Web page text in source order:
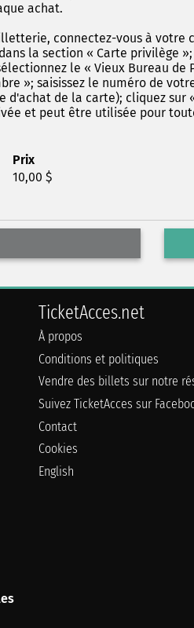
achat.
connectez-vous à votre
la section « Carte privilège »;
le « Vieux Bureau de
»; saisissez le numéro de
d'achat de la carte); cliquez sur
et peut être utilisée pour
Prix
10,00 $
TicketAcces.net
À propos
Conditions et politiques
Vendre des billets sur notre
Suivez TicketAcces sur
Contact
Cookies
English